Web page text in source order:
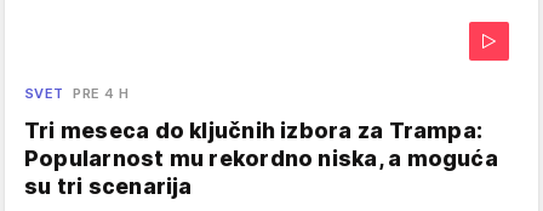
SVET PRE 4 H
Tri meseca do ključnih izbora za Trampa:
Popularnost mu rekordno niska, a moguća
su tri scenarija